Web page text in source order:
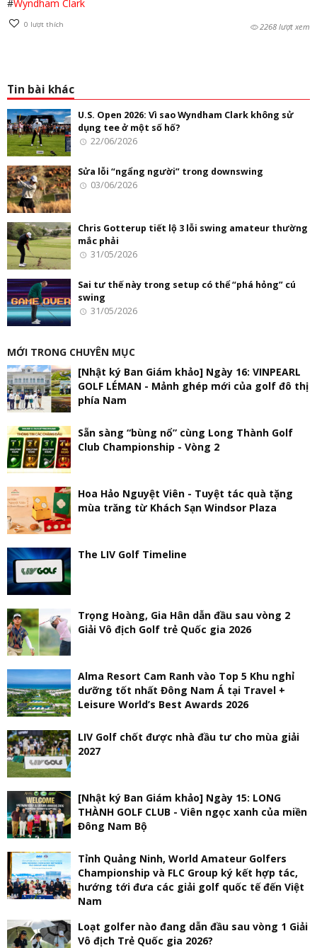
#Wyndham Clark
0 lượt thích 2268 lượt xem
Tin bài khác
U.S. Open 2026: Vì sao Wyndham Clark không sử
dụng tee ở một số hố?
22/06/2026
Sửa lỗi “ngẩng người” trong downswing
03/06/2026
Chris Gotterup tiết lộ 3 lỗi swing amateur thường
mắc phải
31/05/2026
Sai tư thế này trong setup có thể “phá hỏng” cú
swing
31/05/2026
MỚI TRONG CHUYÊN MỤC
[Nhật ký Ban Giám khảo] Ngày 16: VINPEARL
GOLF LÉMAN - Mảnh ghép mới của golf đô thị
phía Nam
Sẵn sàng “bùng nổ” cùng Long Thành Golf
Club Championship - Vòng 2
Hoa Hảo Nguyệt Viên - Tuyệt tác quà tặng
mùa trăng từ Khách Sạn Windsor Plaza
The LIV Golf Timeline
Trọng Hoàng, Gia Hân dẫn đầu sau vòng 2
Giải Vô địch Golf trẻ Quốc gia 2026
Alma Resort Cam Ranh vào Top 5 Khu nghỉ
dưỡng tốt nhất Đông Nam Á tại Travel +
Leisure World’s Best Awards 2026
LIV Golf chốt được nhà đầu tư cho mùa giải
2027
[Nhật ký Ban Giám khảo] Ngày 15: LONG
THÀNH GOLF CLUB - Viên ngọc xanh của miền
Đông Nam Bộ
Tỉnh Quảng Ninh, World Amateur Golfers
Championship và FLC Group ký kết hợp tác,
hướng tới đưa các giải golf quốc tế đến Việt
Nam
Loạt golfer nào đang dẫn đầu sau vòng 1 Giải
Vô địch Trẻ Quốc gia 2026?